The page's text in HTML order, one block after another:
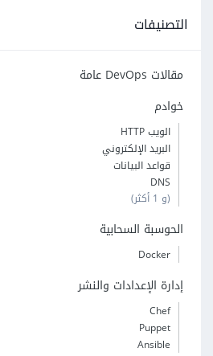
التصنيفات
مقالات DevOps عامة
خوادم
الويب HTTP
البريد الإلكتروني
قواعد البيانات
DNS
(و 1 أكثر)
الحوسبة السحابية
Docker
إدارة الإعدادات والنشر
Chef
Puppet
Ansible